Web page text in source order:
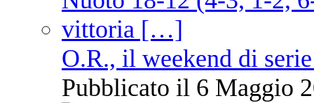
O.R., il weekend di
Pubblicato il 6 Maggio